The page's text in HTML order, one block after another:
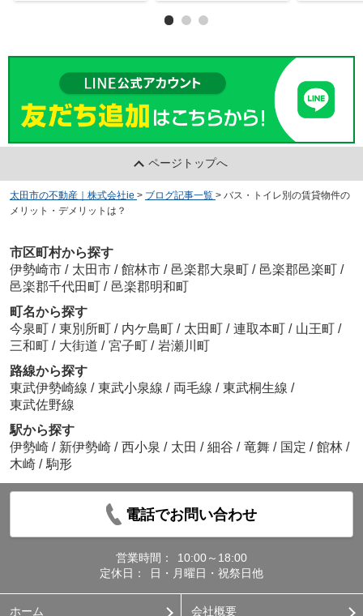
ページトップへ
太田市の不動産｜株式会社ie > ブログ記事一覧 > バス・トイレ別の賃貸物件の
メリット・デメリットは？
市区町村から探す
伊勢崎市 / 太田市 / 館林市 / 邑楽郡大泉町 / 邑楽郡邑楽町 /
邑楽郡千代田町 / 邑楽郡明和町
町名から探す
今泉町 / 東別所町 / 内ケ島町 / 太田町 / 連取本町 / 山王町 /
三和町 / 大街道 / 宮子町 / 岩瀬川町
路線から探す
東武伊勢崎線 / 東武小泉線 / 両毛線 / 東武桐生線 /
東武佐野線
駅から探す
伊勢崎 / 新伊勢崎 / 西小泉 / 太田 / 細谷 / 竜舞 / 国定 / 館林 /
木崎 / 駒形
電話でお問い合わせ
営業時間：
10:00～18:00
定休日：
日・月曜日・祝祭日他
ホーム 会社概要